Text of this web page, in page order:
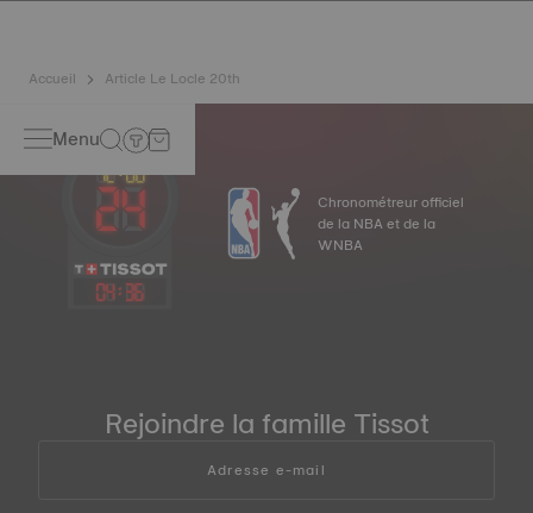
Accueil Article Le Locle 20th
Menu
04: 36
Chronométreur officiel
de la NBA et de la
WNBA
Rejoindre la famille Tissot
Adresse e-mail